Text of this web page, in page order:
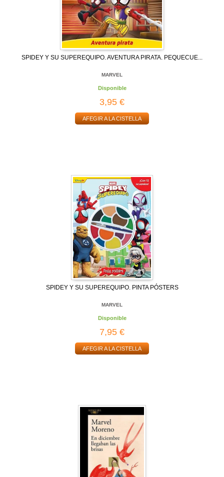
SPIDEY Y SU SUPEREQUIPO. AVENTURA PIRATA. PEQUECUE...
MARVEL
Disponible
3,95 €
AFEGIR A LA CISTELLA
SPIDEY Y SU SUPEREQUIPO. PINTA PÓSTERS
MARVEL
Disponible
7,95 €
AFEGIR A LA CISTELLA